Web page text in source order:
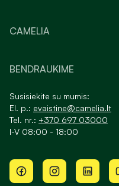
CAMELIA
BENDRAUKIME
Susisiekite su mumis:
El. p.: evaistine@camelia.lt
Tel. nr.: +370 697 03000
I-V 08:00 - 18:00